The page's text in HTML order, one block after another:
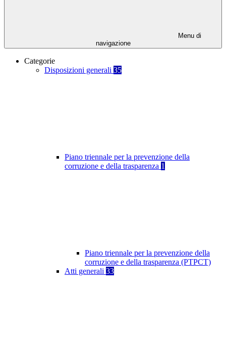
Menu di
navigazione
Categorie
Disposizioni generali 35
Piano triennale per la prevenzione della
corruzione e della trasparenza 1
Piano triennale per la prevenzione della
corruzione e della trasparenza (PTPCT)
Atti generali 33